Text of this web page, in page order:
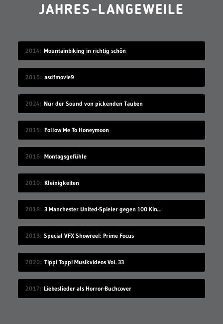
JAHRES-LANGEWEILE
2014 Mountainbiking in richtig schön
2015 asdfmovie9
2024 Nur der Sound von pickenden Tauben
2015 Follow Me To Honeymoon
2016 Montagsgefühle
2010 Kleinigkeiten
2018 3 Manchester United-Spieler gegen 100 Kinder
2013 Special VFX Showreel: Prime Focus
2020 Tippi Toppi Musikvideos Vol. 33
2017 Liebeslieder als Horror-Buchcover